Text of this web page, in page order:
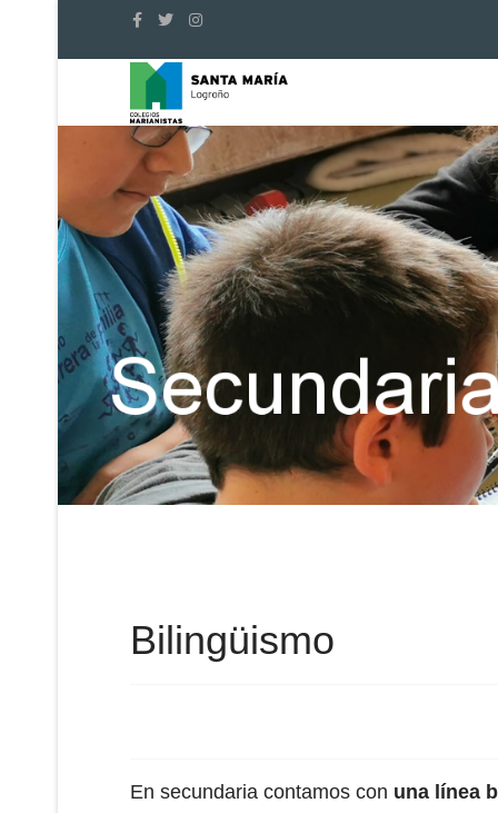
Bilingüismo
En secundaria contamos con una línea